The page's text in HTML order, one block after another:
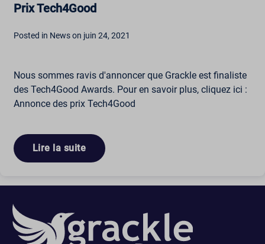
Prix Tech4Good
Posted in News on juin 24, 2021
Nous sommes ravis d'annoncer que Grackle est finaliste
des Tech4Good Awards. Pour en savoir plus, cliquez ici :
Annonce des prix Tech4Good
Lire la suite